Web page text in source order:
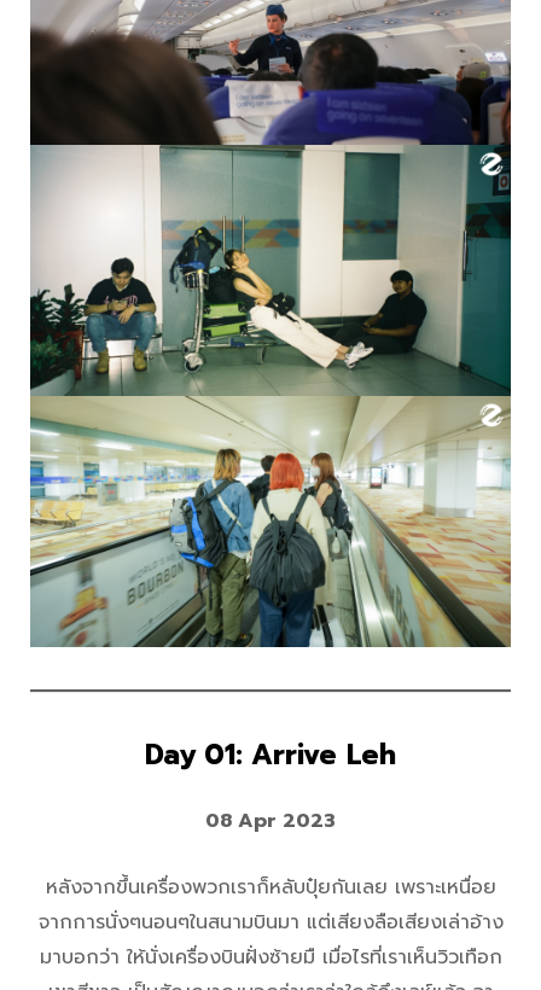
Day 01: Arrive Leh
08 Apr 2023
หลังจากขึ้นเครื่องพวกเราก็หลับปุ๋ยกันเลย เพราะเหนื่อย
จากการนั่งๆนอนๆในสนามบินมา แต่เสียงลือเสียงเล่าอ้าง
มาบอกว่า ให้นั่งเครื่องบินฝั่งซ้ายมื เมื่อไรที่เราเห็นวิวเทือก